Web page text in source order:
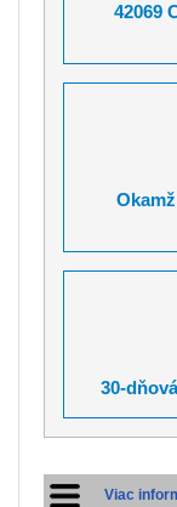
42069
30-
Viac